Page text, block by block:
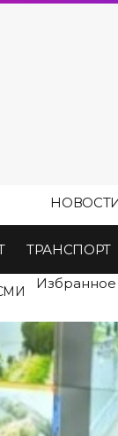
ТРАНСПОРТ
Избранное